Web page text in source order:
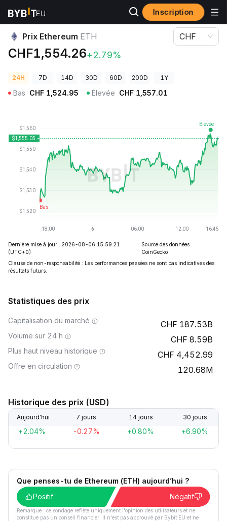
Inscription
Prix des cryptos
Prix Ethereum ETH
CHF1,554.26+2.79%
CHF
24H 7D 14D 30D 60D 200D 1Y
Bas CHF 1,524.95 Élevée CHF 1,557.01
Dernière mise à jour : 2026-08-06 15:59:21
(UTC+0)
Source des données :
CoinGecko
Clause de non-responsabilité : Les performances passées ne sont pas indicatives des
résultats futurs.
Statistiques des prix
Capitalisation du marché 187.53B
Volume sur 24 h 8.59B
Plus haut niveau historique 4,452.99
Offre en circulation 120.68M
Historique des prix (USD)
Aujourd'hui 7 jours 14 jours 30 jours
+2.04% -0.27% +0.80% +6.90%
Que penses-tu de Ethereum (ETH) aujourd’hui ?
Positif
Négatif
Remarque : ce sondage reflète uniquement l'opinion des utilisateurs et ne
constitue pas un conseil financier. Il n'est pas approuvé par Bybit EU et ne